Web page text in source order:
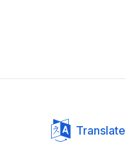
Translate